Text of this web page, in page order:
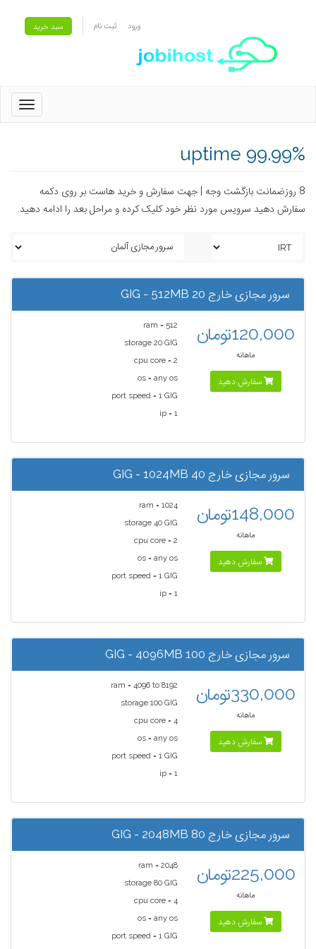
ورود ثبت نام سبد خرید
uptime 99.99%
8 روزضمانت بازگشت وجه | جهت سفارش و خرید هاست بر روی دکمه
سفارش دهید سرویس مورد نظر خود کلیک کرده و مراحل بعد را ادامه دهید.
سرور مجازی خارج 20 GIG - 512MB
ram = 512
storage 20 GIG
cpu core = 2
os = any os
port speed = 1 GIG
ip = 1
120,000تومان
ماهانه
سفارش دهید
سرور مجازی خارج 40 GIG - 1024MB
ram = 1024
storage 40 GIG
cpu core = 2
os = any os
port speed = 1 GIG
ip = 1
148,000تومان
ماهانه
سفارش دهید
سرور مجازی خارج 100 GIG - 4096MB
ram = 4096 to 8192
storage 100 GIG
cpu core = 4
os = any os
port speed = 1 GIG
ip = 1
330,000تومان
ماهانه
سفارش دهید
سرور مجازی خارج 80 GIG - 2048MB
ram = 2048
storage 80 GIG
cpu core = 4
os = any os
port speed = 1 GIG
225,000تومان
ماهانه
سفارش دهید